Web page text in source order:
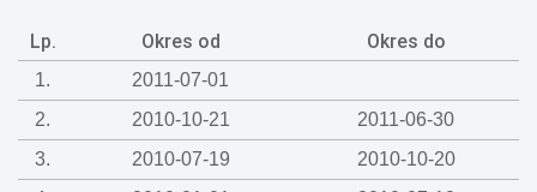
Lp. Okres od Okres do
1.
2011-07-01
2.
2010-10-21
2011-06-30
3.
2010-07-19
2010-10-20